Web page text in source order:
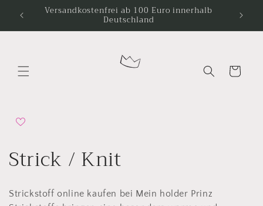
zum
Versandkostenfrei ab 100 Euro innerhalb
Deutschland
Warenkorb
K
a
Strick / Knit
Strickstoff online kaufen bei Mein holder Prinz